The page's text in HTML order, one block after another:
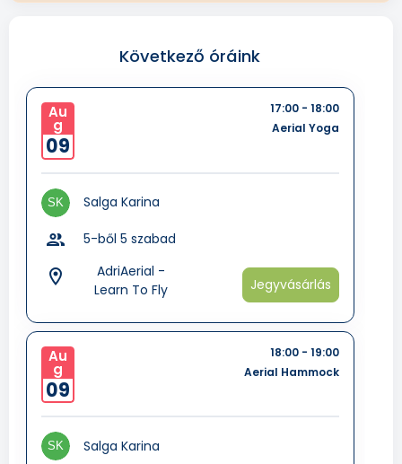
Következő óráink
17:00 - 18:00
Aerial Yoga
Au
g
09
Salga Karina
group 5-ből 5 szabad
room
AdriAerial -
Learn To Fly
Jegyvásárlás
18:00 - 19:00
Aerial Hammock
Au
g
09
Salga Karina